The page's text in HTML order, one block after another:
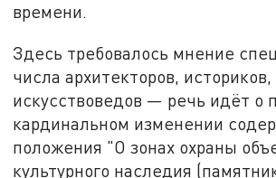
времени.
Здесь требовалось мнение
числа архитекторов, историков,
искусствоведов — речь идёт о
кардинальном изменении
положения "О зонах охраны
культурного наследия